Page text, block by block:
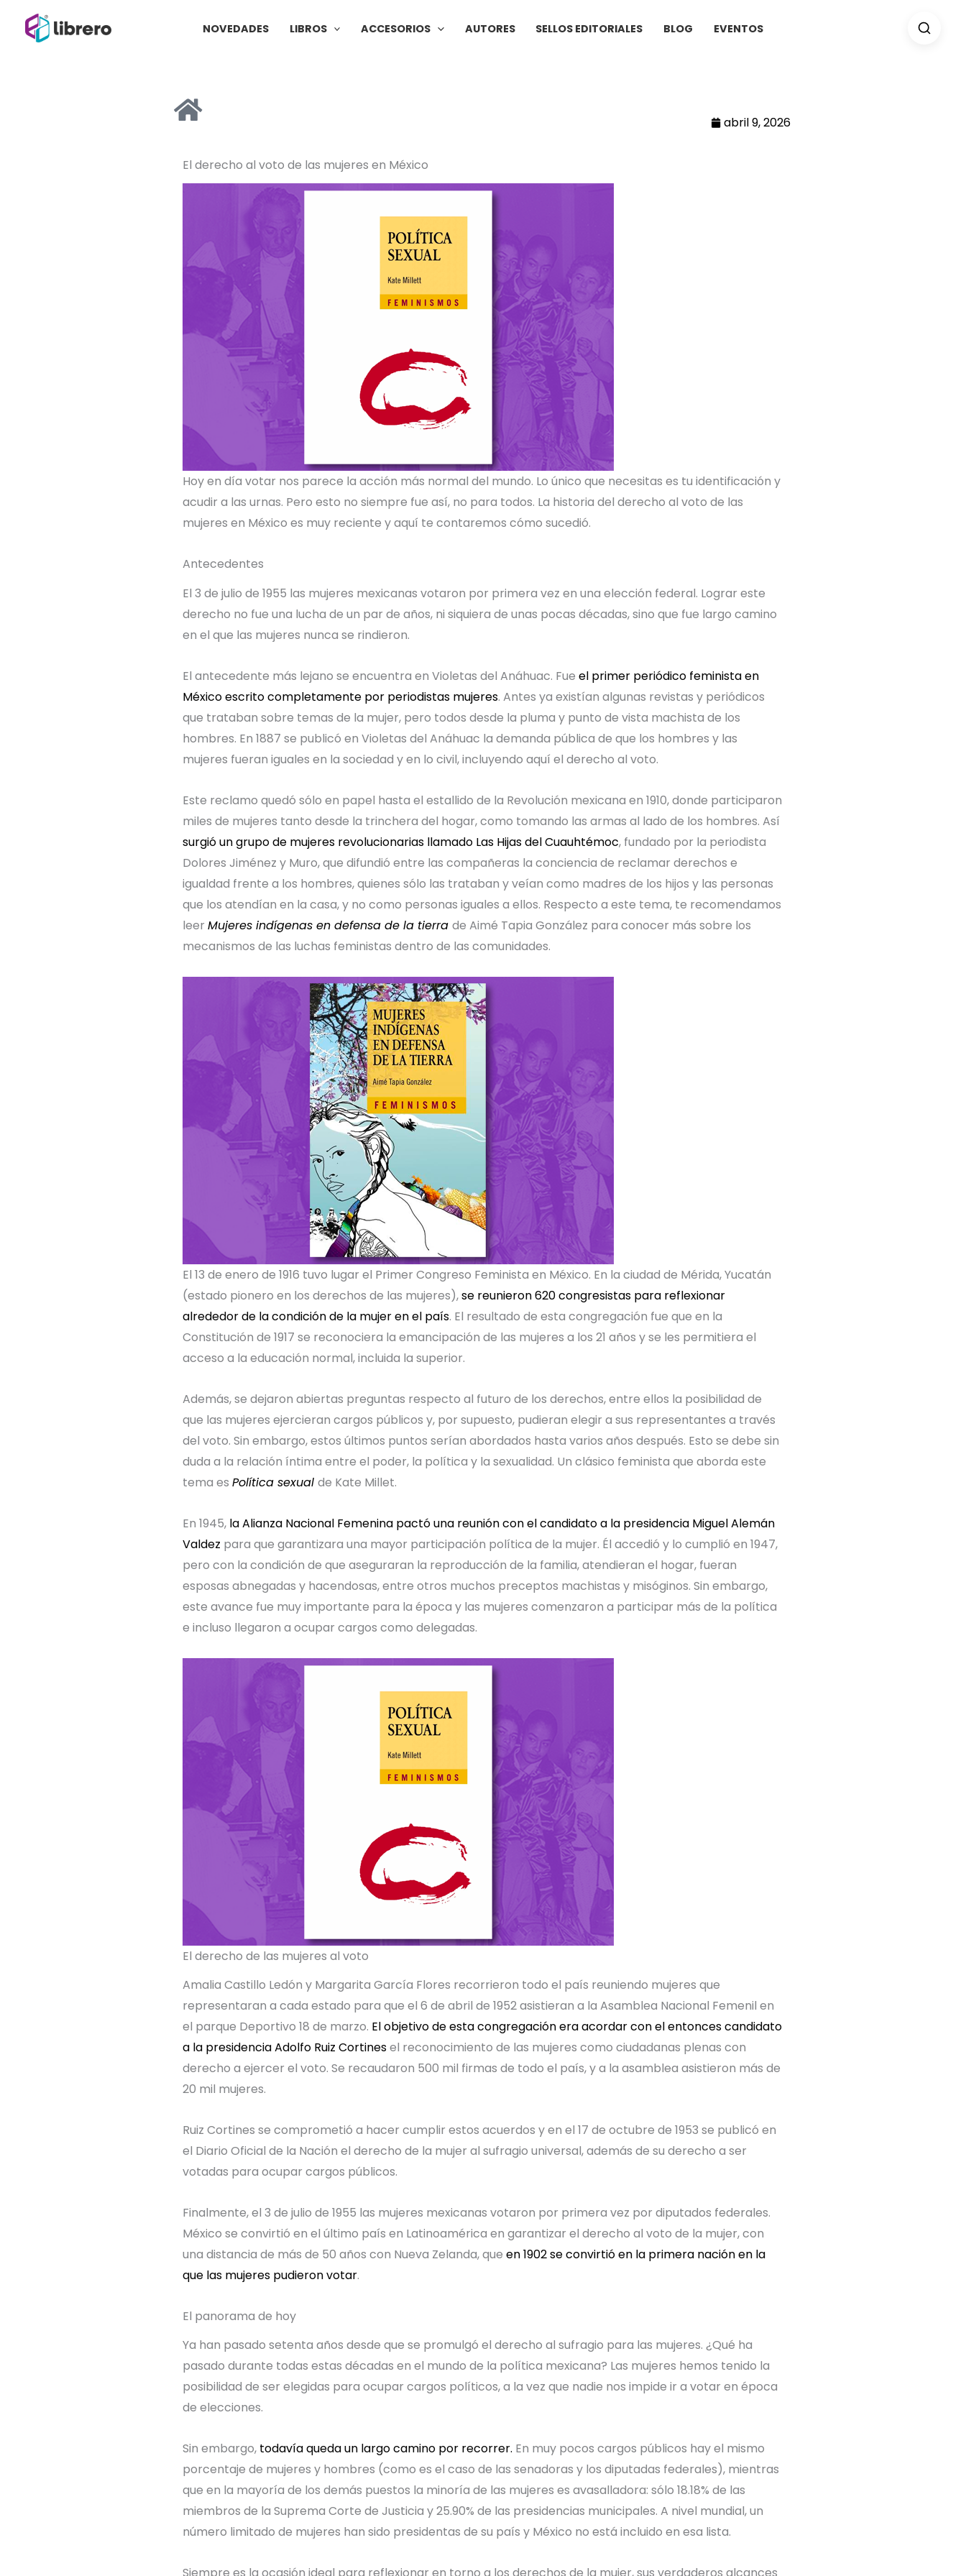
NOVEDADES LIBROS ACCESORIOS AUTORES SELLOS EDITORIALES BLOG EVENTOS
abril 9, 2026
El derecho al voto de las mujeres en México
Hoy en día votar nos parece la acción más normal del mundo. Lo único que necesitas es tu identificación y
acudir a las urnas. Pero esto no siempre fue así, no para todos. La historia del derecho al voto de las
mujeres en México es muy reciente y aquí te contaremos cómo sucedió.
Antecedentes
El 3 de julio de 1955 las mujeres mexicanas votaron por primera vez en una elección federal. Lograr este
derecho no fue una lucha de un par de años, ni siquiera de unas pocas décadas, sino que fue largo camino
en el que las mujeres nunca se rindieron.
El antecedente más lejano se encuentra en Violetas del Anáhuac. Fue el primer periódico feminista en
México escrito completamente por periodistas mujeres. Antes ya existían algunas revistas y periódicos
que trataban sobre temas de la mujer, pero todos desde la pluma y punto de vista machista de los
hombres. En 1887 se publicó en Violetas del Anáhuac la demanda pública de que los hombres y las
mujeres fueran iguales en la sociedad y en lo civil, incluyendo aquí el derecho al voto.
Este reclamo quedó sólo en papel hasta el estallido de la Revolución mexicana en 1910, donde participaron
miles de mujeres tanto desde la trinchera del hogar, como tomando las armas al lado de los hombres. Así
surgió un grupo de mujeres revolucionarias llamado Las Hijas del Cuauhtémoc, fundado por la periodista
Dolores Jiménez y Muro, que difundió entre las compañeras la conciencia de reclamar derechos e
igualdad frente a los hombres, quienes sólo las trataban y veían como madres de los hijos y las personas
que los atendían en la casa, y no como personas iguales a ellos. Respecto a este tema, te recomendamos
leer Mujeres indígenas en defensa de la tierra de Aimé Tapia González para conocer más sobre los
mecanismos de las luchas feministas dentro de las comunidades.
El 13 de enero de 1916 tuvo lugar el Primer Congreso Feminista en México. En la ciudad de Mérida, Yucatán
(estado pionero en los derechos de las mujeres),se reunieron 620 congresistas para reflexionar
alrededor de la condición de la mujer en el país. El resultado de esta congregación fue que en la
Constitución de 1917 se reconociera la emancipación de las mujeres a los 21 años y se les permitiera el
acceso a la educación normal, incluida la superior.
Además, se dejaron abiertas preguntas respecto al futuro de los derechos, entre ellos la posibilidad de
que las mujeres ejercieran cargos públicos y, por supuesto, pudieran elegir a sus representantes a través
del voto. Sin embargo, estos últimos puntos serían abordados hasta varios años después. Esto se debe sin
duda a la relación íntima entre el poder, la política y la sexualidad. Un clásico feminista que aborda este
tema es Política sexual de Kate Millet.
En 1945, la Alianza Nacional Femenina pactó una reunión con el candidato a la presidencia Miguel Alemán
Valdez para que garantizara una mayor participación política de la mujer. Él accedió y lo cumplió en 1947,
pero con la condición de que aseguraran la reproducción de la familia, atendieran el hogar, fueran
esposas abnegadas y hacendosas, entre otros muchos preceptos machistas y misóginos. Sin embargo,
este avance fue muy importante para la época y las mujeres comenzaron a participar más de la política
e incluso llegaron a ocupar cargos como delegadas.
El derecho de las mujeres al voto
Amalia Castillo Ledón y Margarita García Flores recorrieron todo el país reuniendo mujeres que
representaran a cada estado para que el 6 de abril de 1952 asistieran a la Asamblea Nacional Femenil en
el parque Deportivo 18 de marzo. El objetivo de esta congregación era acordar con el entonces candidato
a la presidencia Adolfo Ruiz Cortinesel reconocimiento de las mujeres como ciudadanas plenas con
derecho a ejercer el voto. Se recaudaron 500 mil firmas de todo el país, y a la asamblea asistieron más de
20 mil mujeres.
Ruiz Cortines se comprometió a hacer cumplir estos acuerdos y en el 17 de octubre de 1953 se publicó en
el Diario Oficial de la Nación el derecho de la mujer al sufragio universal, además de su derecho a ser
votadas para ocupar cargos públicos.
Finalmente, el 3 de julio de 1955 las mujeres mexicanas votaron por primera vez por diputados federales.
México se convirtió en el último país en Latinoamérica en garantizar el derecho al voto de la mujer, con
una distancia de más de 50 años con Nueva Zelanda, que en 1902 se convirtió en la primera nación en la
que las mujeres pudieron votar.
El panorama de hoy
Ya han pasado setenta años desde que se promulgó el derecho al sufragio para las mujeres. ¿Qué ha
pasado durante todas estas décadas en el mundo de la política mexicana? Las mujeres hemos tenido la
posibilidad de ser elegidas para ocupar cargos políticos, a la vez que nadie nos impide ir a votar en época
de elecciones.
Sin embargo, todavía queda un largo camino por recorrer. En muy pocos cargos públicos hay el mismo
porcentaje de mujeres y hombres (como es el caso de las senadoras y los diputadas federales), mientras
que en la mayoría de los demás puestos la minoría de las mujeres es avasalladora: sólo 18.18% de las
miembros de la Suprema Corte de Justicia y 25.90% de las presidencias municipales. A nivel mundial, un
número limitado de mujeres han sido presidentas de su país y México no está incluido en esa lista.